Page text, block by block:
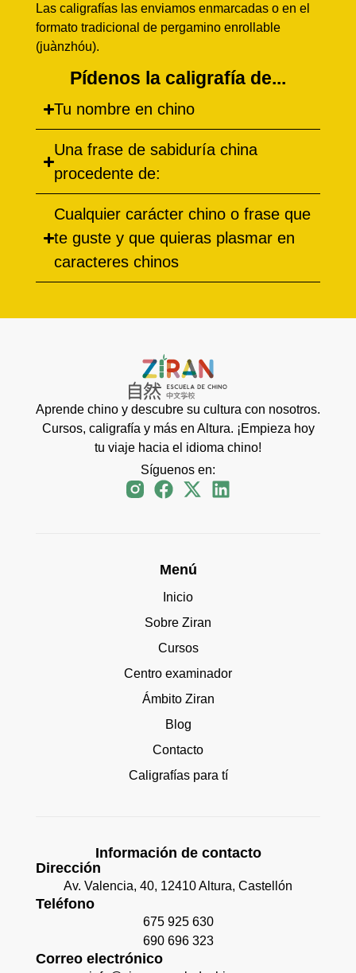
Las caligrafías las enviamos enmarcadas o en el
formato tradicional de pergamino enrollable
(juànzhóu).
Pídenos la caligrafía de...
Tu nombre en chino
Una frase de sabiduría china
procedente de:
Cualquier carácter chino o frase que
te guste y que quieras plasmar en
caracteres chinos
Aprende chino y descubre su cultura con nosotros.
Cursos, caligrafía y más en Altura. ¡Empieza hoy
tu viaje hacia el idioma chino!
Síguenos en:
Menú
Inicio
Sobre Ziran
Cursos
Centro examinador
Ámbito Ziran
Blog
Contacto
Caligrafías para tí
Información de contacto
Dirección
Av. Valencia, 40, 12410 Altura, Castellón
Teléfono
675 925 630
690 696 323
Correo electrónico